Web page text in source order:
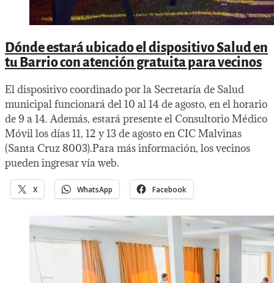
Dónde estará ubicado el dispositivo Salud en
tu Barrio con atención gratuita para vecinos
El dispositivo coordinado por la Secretaría de Salud
municipal funcionará del 10 al 14 de agosto, en el horario
de 9 a 14. Además, estará presente el Consultorio Médico
Móvil los días 11, 12 y 13 de agosto en CIC Malvinas
(Santa Cruz 8003).Para más información, los vecinos
pueden ingresar vía web.
X WhatsApp Facebook